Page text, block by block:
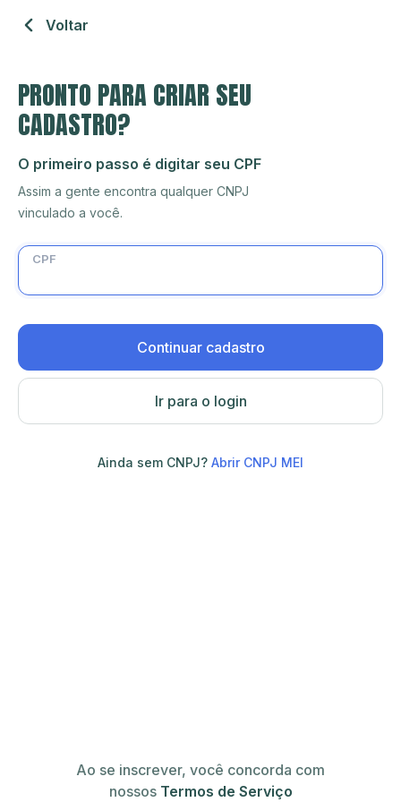
Voltar
PRONTO PARA CRIAR SEU
CADASTRO?
O primeiro passo é digitar seu CPF
Assim a gente encontra qualquer CNPJ
vinculado a você.
CPF
Continuar cadastro
Ir para o login
Ainda sem CNPJ? Abrir CNPJ MEI
Ao se inscrever, você concorda com
nossos Termos de Serviço